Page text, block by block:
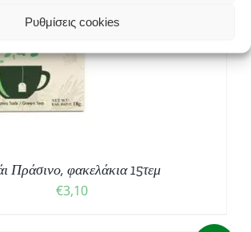
Ρυθμίσεις cookies
Πράσινο, φακελάκια 15τεμ
€3,10